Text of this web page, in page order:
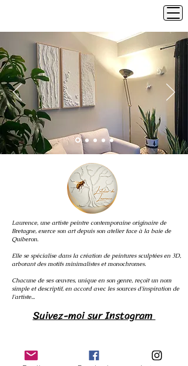
Laurence, une artiste peintre contemporaine originaire de
Bretagne, exerce son art depuis son atelier face à la baie de
Quiberon.
Elle se spécialise dans la création de peintures sculptées en 3D,
arborant des motifs minimalistes et monochromes.
Chacune de ses œuvres, unique en son genre, reçoit un nom
simple et descriptif, en accord avec les sources d'inspiration de
l'artiste...
Suivez-moi sur Instagram